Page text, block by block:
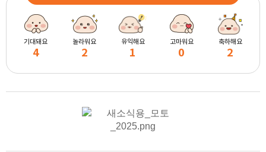
기대돼요
4
놀라워요
2
유익해요
1
고마워요
0
축하해요
2